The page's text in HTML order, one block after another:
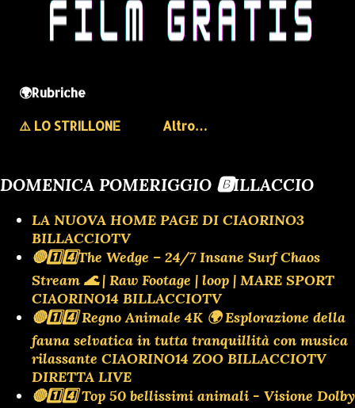
🌍Rubriche
⚠️ LO STRILLONE
Altro…
DOMENICA POMERIGGIO 🅱️ILLACCIO
LA NUOVA HOME PAGE DI CIAORINO3
BILLACCIOTV
🔴1️⃣4️⃣The Wedge – 24/7 Insane Surf Chaos
Stream 🌊 | Raw Footage | loop | MARE SPORT
CIAORINO14 BILLACCIOTV
🔴1️⃣4️⃣ Regno Animale 4K 🌍 Esplorazione della
fauna selvatica in tutta tranquillità con musica
rilassante CIAORINO14 ZOO BILLACCIOTV
DIRETTA LIVE
🔴1️⃣4️⃣ Top 50 bellissimi animali - Visione Dolby